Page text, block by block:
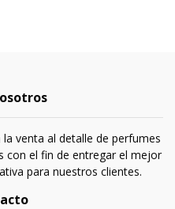
venta al detalle de perfumes
con el fin de entregar el mejor
para nuestros clientes.